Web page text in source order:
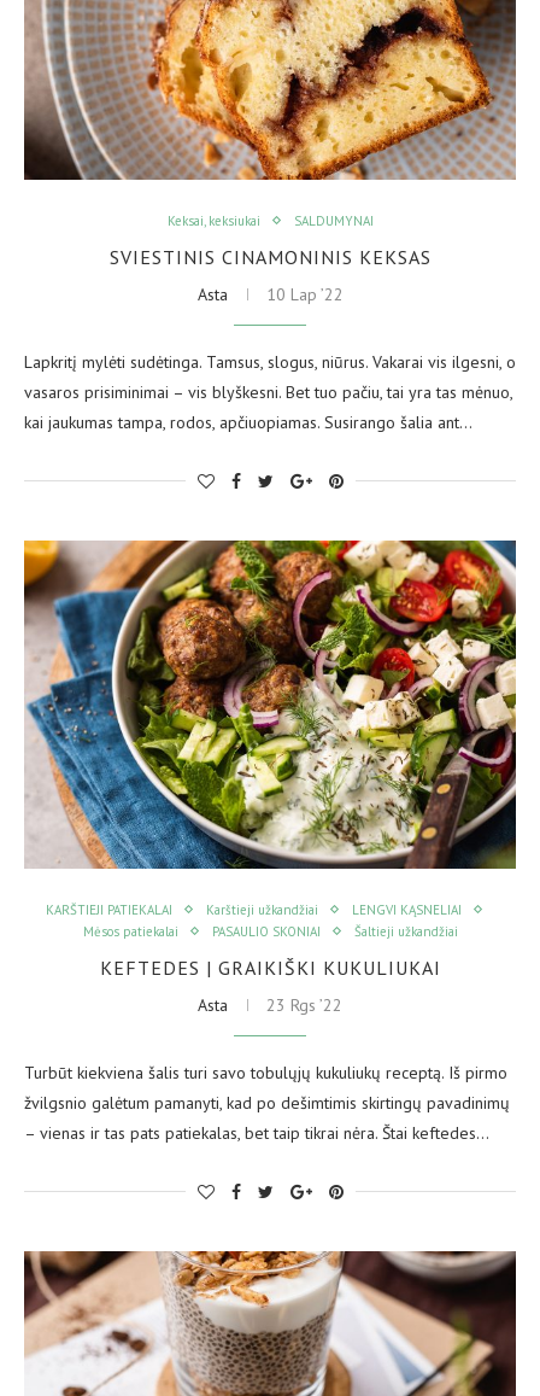
Keksai, keksiukai SALDUMYNAI
SVIESTINIS CINAMONINIS KEKSAS
Asta 10 Lap ’22
Lapkritį mylėti sudėtinga. Tamsus, slogus, niūrus. Vakarai vis ilgesni, o
vasaros prisiminimai – vis blyškesni. Bet tuo pačiu, tai yra tas mėnuo,
kai jaukumas tampa, rodos, apčiuopiamas. Susirango šalia ant…
KARŠTIEJI PATIEKALAI Karštieji užkandžiai
LENGVI KĄSNELIAI
Mėsos patiekalai
PASAULIO SKONIAI Šaltieji užkandžiai
KEFTEDES | GRAIKIŠKI KUKULIUKAI
Asta 23 Rgs ’22
Turbūt kiekviena šalis turi savo tobulųjų kukuliukų receptą. Iš pirmo
žvilgsnio galėtum pamanyti, kad po dešimtimis skirtingų pavadinimų
– vienas ir tas pats patiekalas, bet taip tikrai nėra. Štai keftedes…